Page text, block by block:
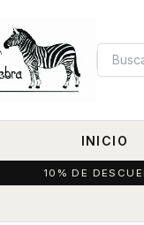
INICIO
10% DE